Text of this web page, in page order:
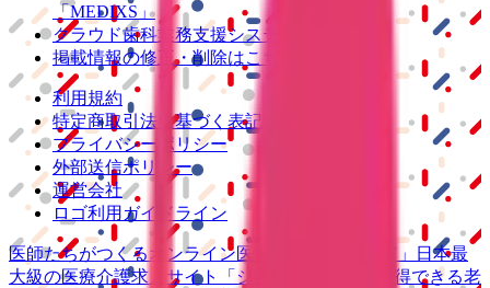
「MEDIXS」
クラウド歯科業務支援システム
掲載情報の修正・削除はこちら
利用規約
特定商取引法に基づく表記
プライバシーポリシー
外部送信ポリシー
運営会社
ロゴ利用ガイドライン
医師たちがつくるオンライン医療事典 「MEDLEY」
日本最
大級の医療介護求人サイト 「ジョブメドレー」 納得できる老